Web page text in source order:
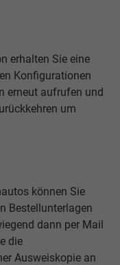
erhalten Sie eine
Konfigurationen
erneut aufrufen und
um
können Sie
Bestellunterlagen
dann per Mail
die
Ausweiskopie an